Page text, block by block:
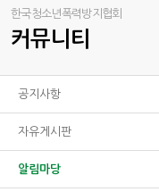
한국청소년폭력방지협회
커뮤니티
공지사항
자유게시판
알림마당